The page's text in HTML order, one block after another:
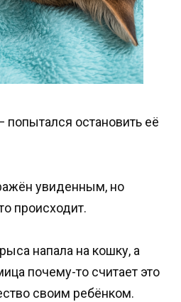
остановить её
увиденным, но
происходит.
напала на кошку, а
почему-то считает это
своим ребёнком.